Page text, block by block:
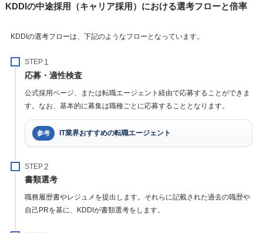
KDDIの中途採用（キャリア採用）における選考フローと倍率
KDDIの選考フローは、下記のようなフローとなっています。
STEP
応募・適性検査
公式採用ページ、または転職エージェント経由で応募することができま
す。なお、基本的に募集は職種ごとに応募することとなります。
参考 IT業界おすすめの転職エージェント
STEP
書類選考
職務履歴書やレジュメを提出します。それらに記載された過去の職歴や
自己PRを基に、KDDIが書類選考をします。